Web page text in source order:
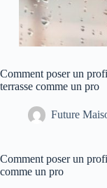
Comment poser un
terrasse comme un pro
Future
Comment poser un
comme un pro